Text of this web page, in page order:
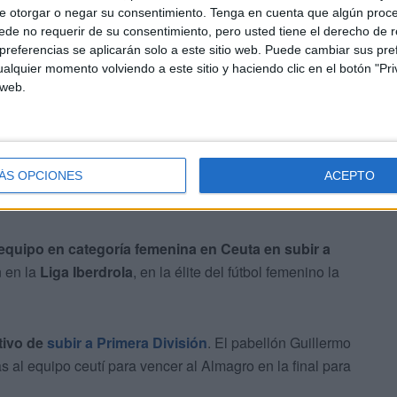
otorgar o negar su consentimiento. Tenga en cuenta que algún
no requerir de su consentimiento, pero usted tiene el derecho de
se aplicarán solo a este sitio web. Puede cambiar sus
momento volviendo a este sitio y haciendo clic en el botón
OPCIONES ACEPTO
las de Ciudad Real en el ‘Guillermo Molina’ en un
encajera Mayte, una de las mejores futbolistas
en categoría femenina en Ceuta en subir a
en la Liga Iberdrola, en la élite del fútbol femenino la
de subir a Primera División. El pabellón Guillermo
al equipo ceutí para vencer al Almagro en la final para